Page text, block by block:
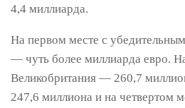
4,4 миллиарда.
На первом месте с
— чуть более миллиарда евро.
Великобритания — 260,7
247,6 миллиона и на четвертом